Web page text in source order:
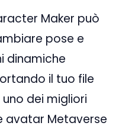
Maker può
pose e
dinamiche
il tuo file
uno dei migliori
avatar Metaverse